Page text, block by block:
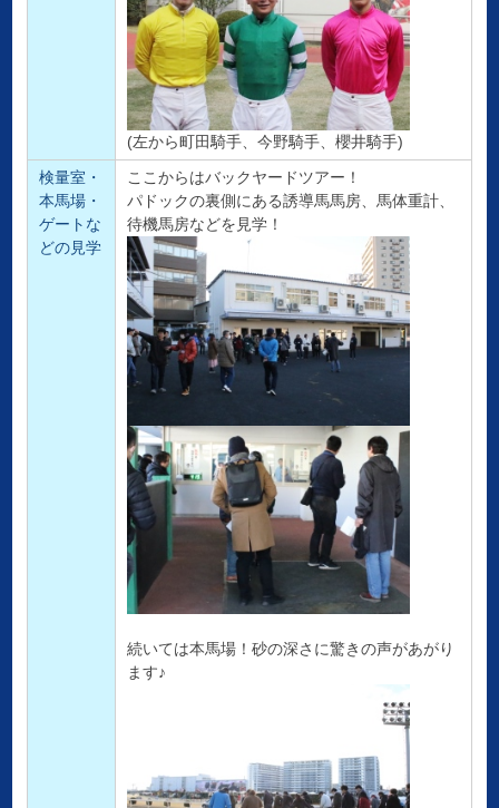
(左から町田騎手、今野騎手、櫻井騎手)
検量室・
本馬場・
ゲートな
どの見学
ここからはバックヤードツアー！
パドックの裏側にある誘導馬馬房、馬体重計、
待機馬房などを見学！
続いては本馬場！砂の深さに驚きの声があがり
ます♪